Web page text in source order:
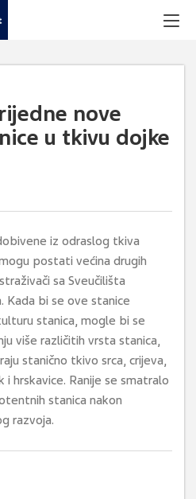
nove
u tkivu dojke
iz odraslog tkiva
postati većina drugih
sa Sveučilišta
Kada bi se ove stanice
stanica, mogle bi se
više različitih vrsta stanica,
stanično tkivo srca, crijeva,
hrskavice. Ranije se smatralo
stanica nakon
razvoja.